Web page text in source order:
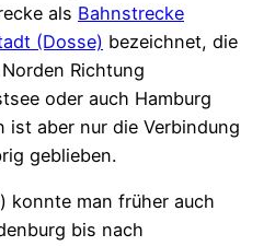
als Bahnstrecke
(Dosse) bezeichnet, die
Richtung
oder auch Hamburg
ist aber nur die Verbindung
geblieben.
konnte man früher auch
bis nach